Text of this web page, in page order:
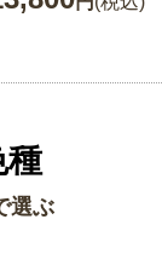
種
選ぶ